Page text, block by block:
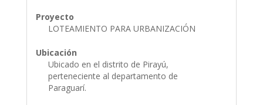
Proyecto
LOTEAMIENTO PARA URBANIZACIÓN
Ubicación
Ubicado en el distrito de Pirayú,
perteneciente al departamento de
Paraguarí.